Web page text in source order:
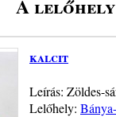
A lelőhely
kalcit
Leírás: Zöldes-
Lelőhely: